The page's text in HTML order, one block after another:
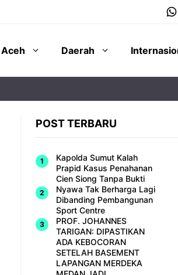
Aceh Daerah
POST TERBARU
Kapolda Sumut Kalah
Prapid Kasus Penahanan
Cien Siong Tanpa Bukti
Nyawa Tak Berharga Lagi
Dibanding Pembangunan
Sport Centre
PROF. JOHANNES
TARIGAN: DIPASTIKAN
ADA KEBOCORAN
SETELAH BASEMENT
LAPANGAN MERDEKA